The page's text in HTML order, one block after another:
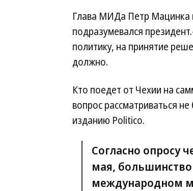
Глава МИДа Петр Мацинка
подразумевался
политику, на принятие
должно.
Кто поедет от Чехии на
вопрос рассматриваться
изданию Politico.
Согласно опросу
мая,
международном